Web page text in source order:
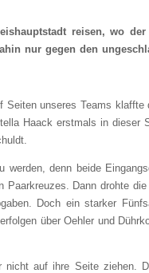
reisen, wo
nur gegen den
unseres Teams
Haack erstmals in dieser
denn beide
Dann drohte
Doch ein starker
über Oehler und
auf ihre Seite ziehen.